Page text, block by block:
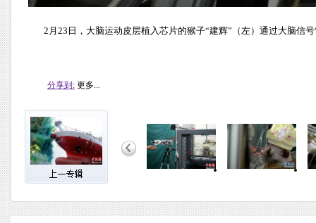
2月23日，大脑运动皮层植入芯片的猴子“建辉”（左）通过大脑信
分享到: 更多...